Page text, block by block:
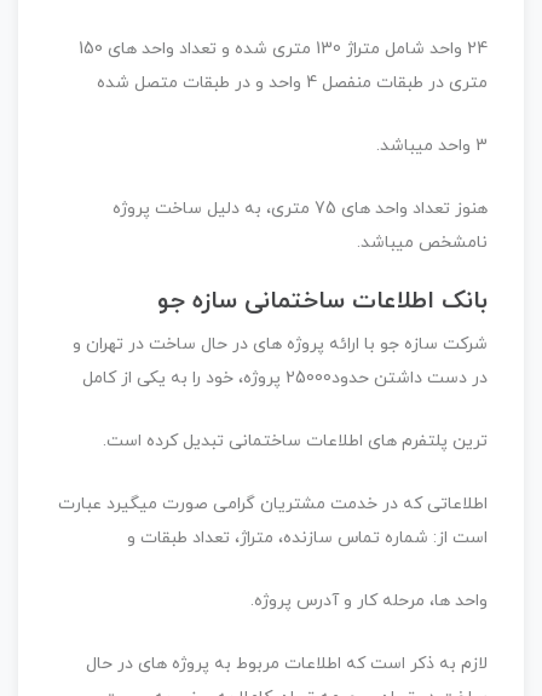
24 واحد شامل متراژ 130 متری شده و تعداد واحد های 150
متری در طبقات منفصل 4 واحد و در طبقات متصل شده
3 واحد میباشد.
هنوز تعداد واحد های 75 متری، به دلیل ساخت پروژه
نامشخص میباشد.
بانک اطلاعات ساختمانی سازه جو
شرکت سازه جو با ارائه پروژه های در حال ساخت در تهران و
در دست داشتن حدود25000 پروژه، خود را به یکی از کامل
ترین پلتفرم های اطلاعات ساختمانی تبدیل کرده است.
اطلاعاتی که در خدمت مشتریان گرامی صورت میگیرد عبارت
است از: شماره تماس سازنده، متراژ، تعداد طبقات و
واحد ها، مرحله کار و آدرس پروژه.
لازم به ذکر است که اطلاعات مربوط به پروژه های در حال